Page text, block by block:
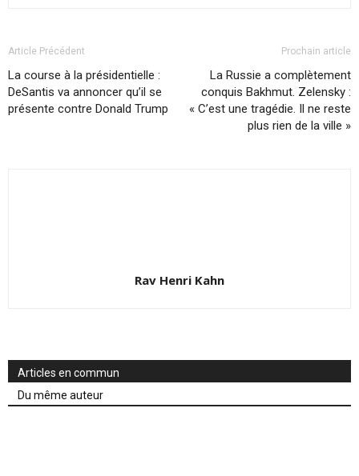
Article Précédent
La course à la présidentielle :
DeSantis va annoncer qu’il se
présente contre Donald Trump
Prochain article
La Russie a complètement
conquis Bakhmut. Zelensky :
« C’est une tragédie. Il ne reste
plus rien de la ville »
Rav Henri Kahn
Articles en commun
Du même auteur